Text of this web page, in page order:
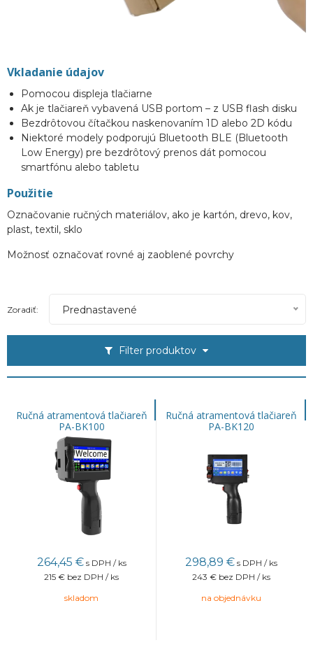
Vkladanie údajov
Pomocou displeja tlačiarne
Ak je tlačiareň vybavená USB portom – z USB flash disku
Bezdrôtovou čítačkou naskenovaním 1D alebo 2D kódu
Niektoré modely podporujú Bluetooth BLE (Bluetooth
Low Energy) pre bezdrôtový prenos dát pomocou
smartfónu alebo tabletu
Použitie
Označovanie ručných materiálov, ako je kartón, drevo, kov,
plast, textil, sklo
Možnosť označovať rovné aj zaoblené povrchy
Filter produktov
Zoradiť: Prednastavené
Ručná atramentová tlačiareň
PA-BK100
264,45 € s DPH / ks
215 € bez DPH / ks
skladom
Ručná atramentová tlačiareň
PA-BK120
298,89 € s DPH / ks
243 € bez DPH / ks
na objednávku